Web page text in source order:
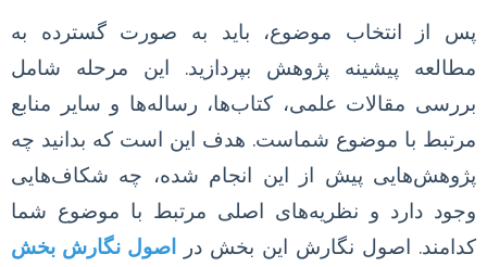
پس از انتخاب موضوع، باید به صورت گسترده به
مطالعه پیشینه پژوهش بپردازید. این مرحله شامل
بررسی مقالات علمی، کتاب‌ها، رساله‌ها و سایر منابع
مرتبط با موضوع شماست. هدف این است که بدانید چه
پژوهش‌هایی پیش از این انجام شده، چه شکاف‌هایی
وجود دارد و نظریه‌های اصلی مرتبط با موضوع شما
کدامند. اصول نگارش این بخش در اصول نگارش بخش